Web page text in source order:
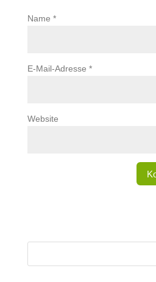
Name *
E-Mail-Adresse *
Website